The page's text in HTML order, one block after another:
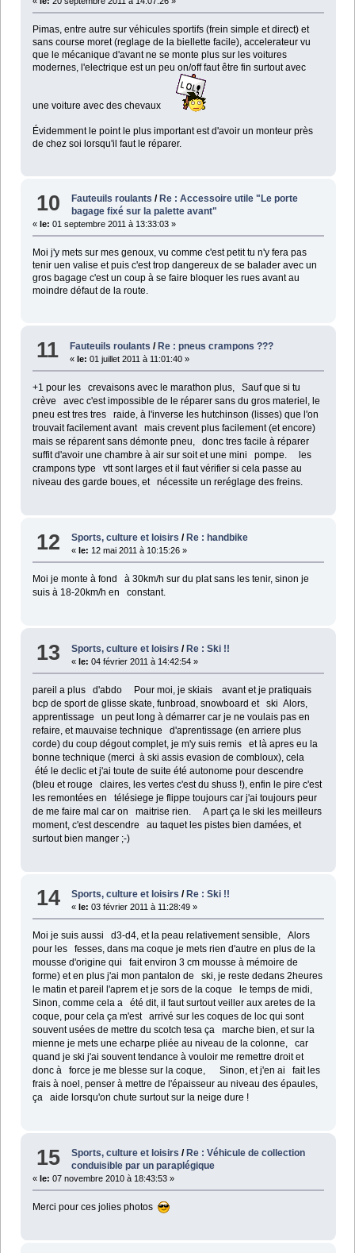
Pimas, entre autre sur véhicules sportifs (frein simple et direct) et
sans course moret (reglage de la biellette facile), accelerateur vu
que le mécanique d'avant ne se monte plus sur les voitures
modernes, l'electrique est un peu on/off faut être fin surtout avec
une voiture avec des chevaux
Évidemment le point le plus important est d'avoir un monteur près
de chez soi lorsqu'il faut le réparer.
10 Fauteuils roulants / Re : Accessoire utile "Le porte
bagage fixé sur la palette avant"
« le: 01 septembre 2011 à 13:33:03 »
Moi j'y mets sur mes genoux, vu comme c'est petit tu n'y fera pas
tenir uen valise et puis c'est trop dangereux de se balader avec un
gros bagage c'est un coup à se faire bloquer les rues avant au
moindre défaut de la route.
11 Fauteuils roulants /Re : pneus crampons ???
«le: 01 juillet 2011 à 11:01:40 »
+1 pour les crevaisons avec le marathon plus,
Sauf que si tu
crève avec c'est impossible de le réparer sans du gros materiel, le
pneu est tres tres raide, à l'inverse les hutchinson (lisses) que l'on
trouvait facilement avant mais crevent plus facilement (et encore)
mais se réparent sans démonte pneu, donc tres facile à réparer
suffit d'avoir une chambre à air sur soit et une mini pompe.
les
crampons type vtt sont larges et il faut vérifier si cela passe au
niveau des garde boues, et nécessite un reréglage des freins.
12 Sports, culture et loisirs / Re : handbike
«le: 12 mai 2011 à 10:15:26 »
Moi je monte à fond à 30km/h sur du plat sans les tenir, sinon je
suis à 18-20km/h en constant.
13 Sports, culture et loisirs /Re : Ski !!
«le: 04 février 2011 à 14:42:54 »
pareil a plus d'abdo
Pour moi, je skiais avant et je pratiquais
bcp de sport de glisse skate, funbroad, snowboard et ski Alors,
apprentissage un peut long à démarrer car je ne voulais pas en
refaire, et mauvaise technique d'aprentissage (en arriere plus
corde) du coup dégout complet, je m'y suis remis et là apres eu la
bonne technique (merci à ski assis evasion de combloux), cela
été le declic et j'ai toute de suite été autonome pour descendre
(bleu et rouge claires, les vertes c'est du shuss !), enfin le pire c'est
les remontées en télésiege je flippe toujours car j'ai toujours peur
de me faire mal car on maitrise rien.
A part ça le ski les meilleurs
moment, c'est descendre au taquet les pistes bien damées, et
surtout bien manger ;-)
14 Sports, culture et loisirs / Re : Ski !!
«le: 03 février 2011 à 11:28:49 »
Moi je suis aussi d3-d4, et la peau relativement sensible,
Alors
pour les fesses, dans ma coque je mets rien d'autre en plus de la
mousse d'origine qui fait environ 3 cm mousse à mémoire de
forme) et en plus j'ai mon pantalon de ski, je reste dedans 2heures
le matin et pareil l'aprem et je sors de la coque le temps de midi,
Sinon, comme cela a été dit, il faut surtout veiller aux aretes de la
coque, pour cela ça m'est arrivé sur les coques de loc qui sont
souvent usées de mettre du scotch tesa ça marche bien, et sur la
mienne je mets une echarpe pliée au niveau de la colonne, car
quand je ski j'ai souvent tendance à vouloir me remettre droit et
donc à force je me blesse sur la coque,
Sinon, et j'en ai fait les
frais à noel, penser à mettre de l'épaisseur au niveau des épaules,
ça aide lorsqu'on chute surtout sur la neige dure !
15 Sports, culture et loisirs / Re : Véhicule de collection
conduisible par un paraplégique
« le: 07 novembre 2010 à 18:43:53 »
Merci pour ces jolies photos